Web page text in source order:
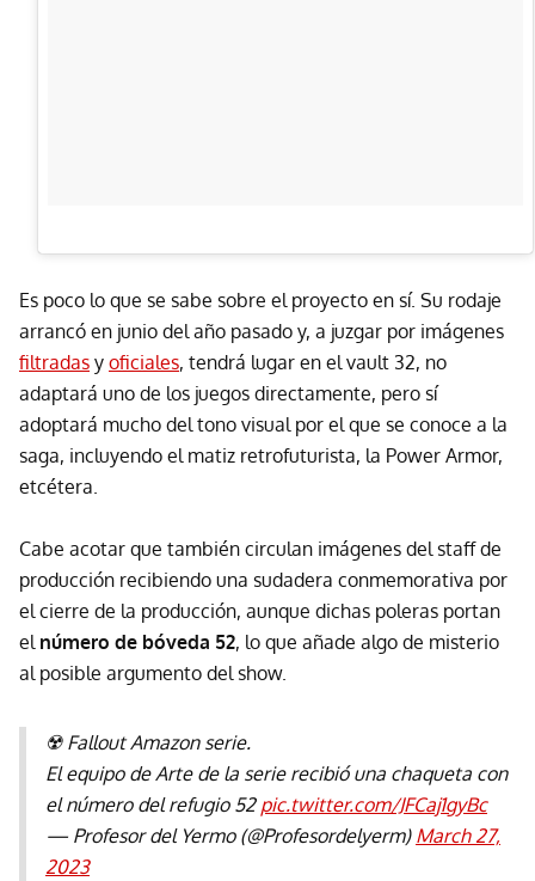
Es poco lo que se sabe sobre el proyecto en sí. Su rodaje
arrancó en junio del año pasado y, a juzgar por imágenes
filtradas y oficiales, tendrá lugar en el vault 32, no
adaptará uno de los juegos directamente, pero sí
adoptará mucho del tono visual por el que se conoce a la
saga, incluyendo el matiz retrofuturista, la Power Armor,
etcétera.
Cabe acotar que también circulan imágenes del staff de
producción recibiendo una sudadera conmemorativa por
el cierre de la producción, aunque dichas poleras portan
el número de bóveda 52, lo que añade algo de misterio
al posible argumento del show.
☢️ Fallout Amazon serie.
El equipo de Arte de la serie recibió una chaqueta con
el número del refugio 52 pic.twitter.com/JFCaj1gyBc
— Profesor del Yermo (@Profesordelyerm) March 27,
2023